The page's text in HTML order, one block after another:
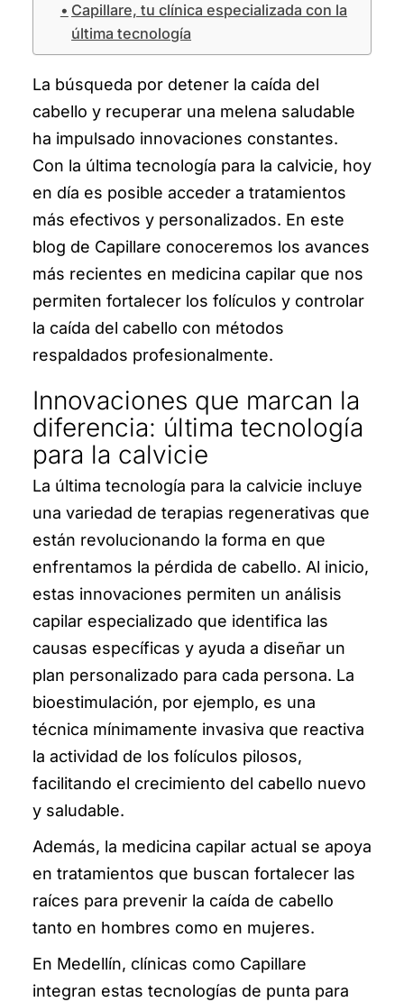
Biopsia capilar
Tricólogo
Tricopat
Contacto
English
Inicio
Preguntas frecuentes
Blog
Testimonios
Implante capilar
Implante de barba
Implante de cejas
Servicios
Mesoterapia capilar
Biopsia capilar
Tricopat
Capillare, tu clínica especializada con la
última tecnología
La búsqueda por detener la caída del
cabello y recuperar una melena saludable
ha impulsado innovaciones constantes.
Con la última tecnología para la calvicie, hoy
en día es posible acceder a tratamientos
más efectivos y personalizados. En este
blog de Capillare conoceremos los avances
más recientes en medicina capilar que nos
permiten fortalecer los folículos y controlar
la caída del cabello con métodos
respaldados profesionalmente.
Innovaciones que marcan la
diferencia: última tecnología
para la calvicie
La última tecnología para la calvicie incluye
una variedad de terapias regenerativas que
están revolucionando la forma en que
enfrentamos la pérdida de cabello. Al inicio,
estas innovaciones permiten un análisis
capilar especializado que identifica las
causas específicas y ayuda a diseñar un
plan personalizado para cada persona. La
bioestimulación, por ejemplo, es una
técnica mínimamente invasiva que reactiva
la actividad de los folículos pilosos,
facilitando el crecimiento del cabello nuevo
y saludable.
Además, la medicina capilar actual se apoya
en tratamientos que buscan fortalecer las
raíces para prevenir la caída de cabello
tanto en hombres como en mujeres.
En Medellín, clínicas como Capillare
integran estas tecnologías de punta para